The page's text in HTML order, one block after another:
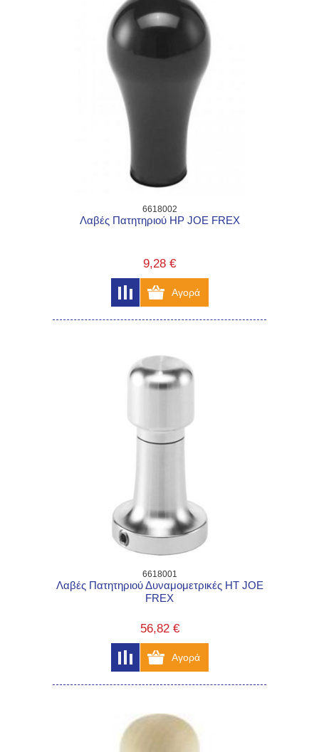
6618002
Λαβές Πατητηριού HP JOE FREX
9,28 €
6618001
Λαβές Πατητηριού Δυναμομετρικές HT JOE
FREX
56,82 €